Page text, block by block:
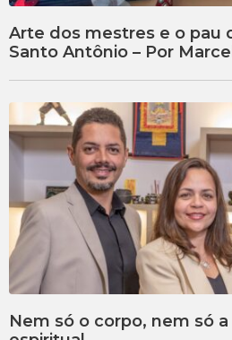
Arte dos mestres e o pau
Santo Antônio – Por
Nem só o corpo, nem só